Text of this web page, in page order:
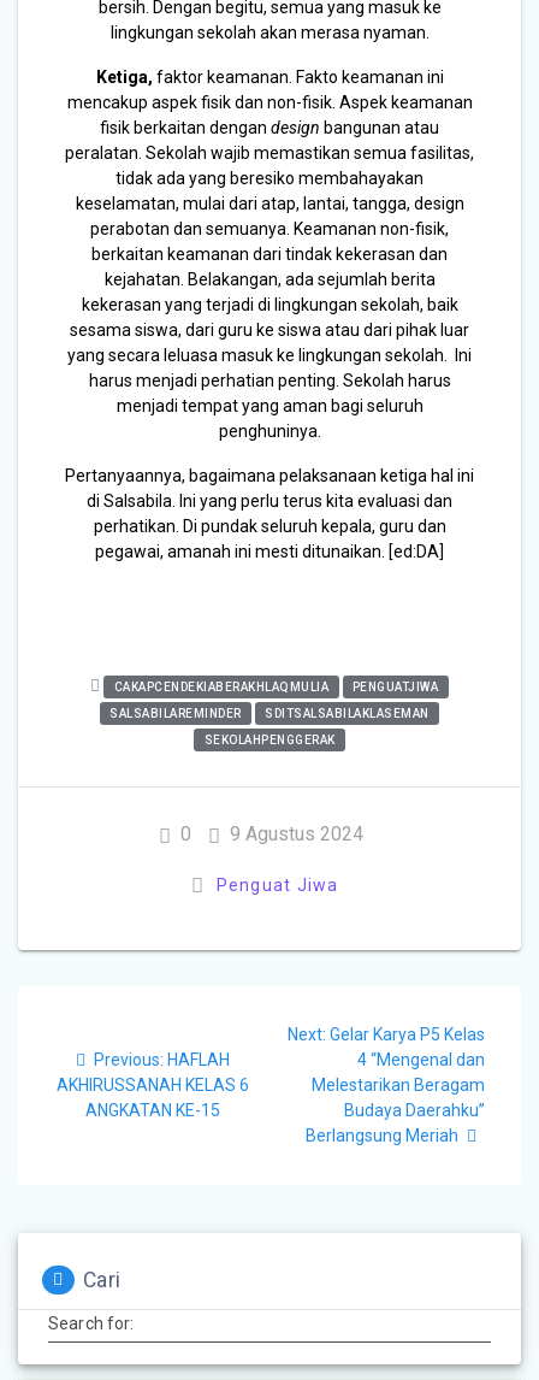
bersih. Dengan begitu, semua yang masuk ke
lingkungan sekolah akan merasa nyaman.
Ketiga, faktor keamanan. Fakto keamanan ini
mencakup aspek fisik dan non-fisik. Aspek keamanan
fisik berkaitan dengan design bangunan atau
peralatan. Sekolah wajib memastikan semua fasilitas,
tidak ada yang beresiko membahayakan
keselamatan, mulai dari atap, lantai, tangga, design
perabotan dan semuanya. Keamanan non-fisik,
berkaitan keamanan dari tindak kekerasan dan
kejahatan. Belakangan, ada sejumlah berita
kekerasan yang terjadi di lingkungan sekolah, baik
sesama siswa, dari guru ke siswa atau dari pihak luar
yang secara leluasa masuk ke lingkungan sekolah. Ini
harus menjadi perhatian penting. Sekolah harus
menjadi tempat yang aman bagi seluruh
penghuninya.
Pertanyaannya, bagaimana pelaksanaan ketiga hal ini
di Salsabila. Ini yang perlu terus kita evaluasi dan
perhatikan. Di pundak seluruh kepala, guru dan
pegawai, amanah ini mesti ditunaikan. [ed:DA]
CAKAPCENDEKIABERAKHLAQMULIA
PENGUATJIWA
SALSABILAREMINDER
SDITSALSABILAKLASEMAN
SEKOLAHPENGGERAK
0 9 Agustus 2024
Penguat Jiwa
Previous: HAFLAH
AKHIRUSSANAH KELAS 6
ANGKATAN KE-15
Next: Gelar Karya P5 Kelas
4 “Mengenal dan
Melestarikan Beragam
Budaya Daerahku”
Berlangsung Meriah
Cari
Search for: